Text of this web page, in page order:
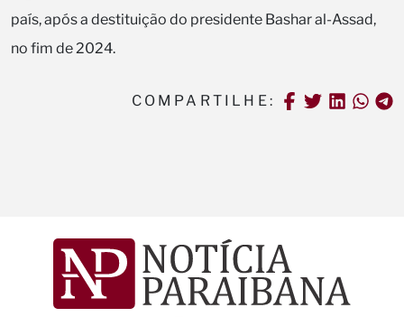
país, após a destituição do presidente Bashar al-Assad,
no fim de 2024.
COMPARTILHE: